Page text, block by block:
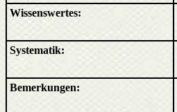
Wissenswertes:
Systematik:
Bemerkungen: